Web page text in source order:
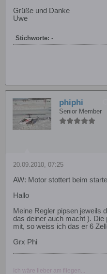
Grüße und Danke
Uwe
Stichworte: -
phiphi
Senior Member
20.09.2010, 07:25
AW: Motor stottert beim
Hallo
Meine Regler pipsen jeweils
das deiner auch macht ).
mit, so weiss ich das er 6
Grx Phi
Ich wäre lieber am fliegen...